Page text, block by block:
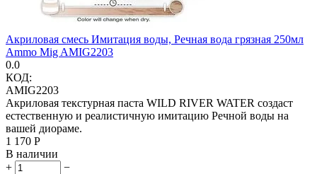
Акриловая смесь Имитация воды, Речная вода грязная 250мл
Ammo Mig AMIG2203
0.0
КОД:
AMIG2203
Акриловая текстурная паста WILD RIVER WATER создаст
естественную и реалистичную имитацию Речной воды на
вашей диораме.
1 170 Р
В наличии
+
−